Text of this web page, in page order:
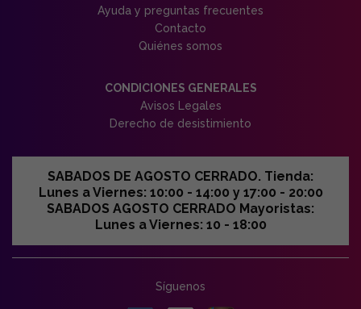
Ayuda y preguntas frecuentes
Contacto
Quiénes somos
CONDICIONES GENERALES
Avisos Legales
Derecho de desistimiento
SABADOS DE AGOSTO CERRADO. Tienda:
Lunes a Viernes: 10:00 - 14:00 y 17:00 - 20:00
SABADOS AGOSTO CERRADO Mayoristas:
Lunes a Viernes: 10 - 18:00
Síguenos